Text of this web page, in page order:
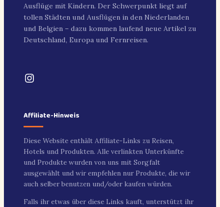
Ausflüge mit Kindern. Der Schwerpunkt liegt auf
tollen Städten und Ausflügen in den Niederlanden
und Belgien – dazu kommen laufend neue Artikel zu
Deutschland, Europa und Fernreisen.
Instagram
Affiliate-Hinweis
Diese Website enthält Affiliate-Links zu Reisen,
Hotels und Produkten. Alle verlinkten Unterkünfte
und Produkte wurden von uns mit Sorgfalt
ausgewählt und wir empfehlen nur Produkte, die wir
auch selber benutzen und/oder kaufen würden.
Falls ihr etwas über diese Links kauft, unterstützt ihr